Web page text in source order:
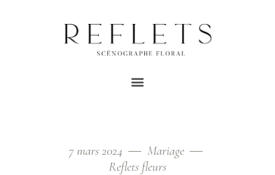
7 mars 2024
Mariage
Reflets fleurs